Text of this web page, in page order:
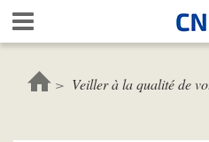
Aller
au
contenu
principal
Veiller à la qualité de
Gestion de vos préférences sur les